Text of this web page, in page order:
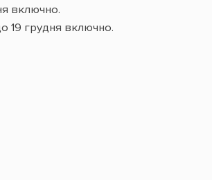
включно.
19 грудня включно.